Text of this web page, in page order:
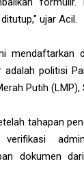
ujar Acil.
mendaftarkan
adalah politisi
Putih (LMP),
tahapan
verifikasi
dokumen